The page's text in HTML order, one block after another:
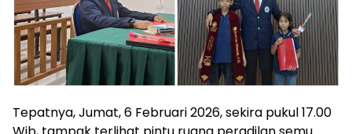
Tepatnya, Jumat, 6 Februari 2026, sekira pukul 17.00